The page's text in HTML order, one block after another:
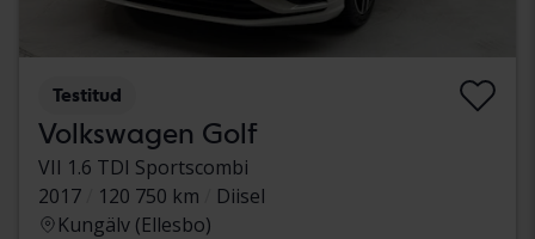
Testitud
Volkswagen Golf
VII 1.6 TDI Sportscombi
2017
120 750 km
Diisel
Kungälv (Ellesbo)